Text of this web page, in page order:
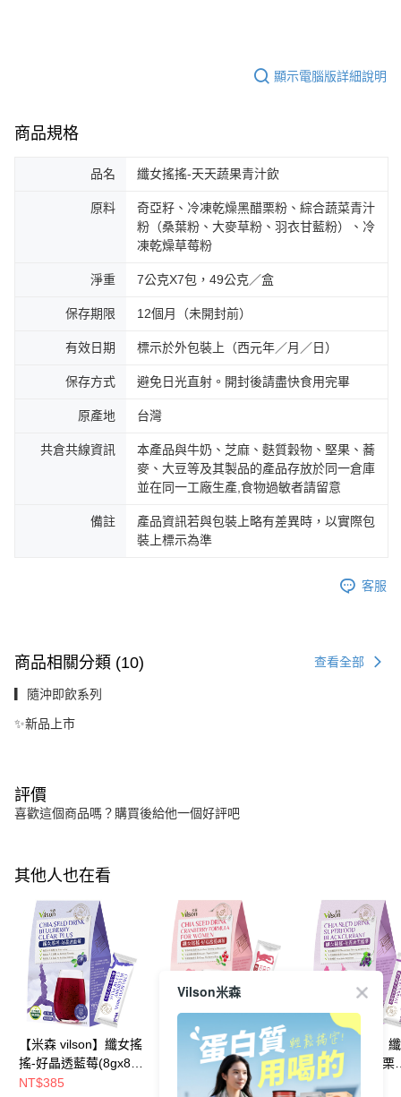
顯示電腦版詳細說明
商品規格
品名 纖女搖搖-天天蔬果青汁飲
原料
奇亞籽、冷凍乾燥黑醋栗粉、綜合蔬菜青汁
粉（桑葉粉、大麥草粉、羽衣甘藍粉）、冷
凍乾燥草莓粉
淨重 7公克X7包，49公克／盒
保存期限 12個月（未開封前）
有效日期 標示於外包裝上（西元年／月／日）
保存方式 避免日光直射。開封後請盡快食用完畢
原產地 台灣
共倉共線資訊
本產品與牛奶、芝麻、麩質穀物、堅果、蕎
麥、大豆等及其製品的產品存放於同一倉庫
並在同一工廠生產,食物過敏者請留意
備註
產品資訊若與包裝上略有差異時，以實際包
裝上標示為準
客服
商品相關分類 (10) 查看全部
▎隨沖即飲系列
✨新品上市
評價
喜歡這個商品嗎？購買後給他一個好評吧
其他人也在看
【米森 vilson】纖女搖
搖-好晶透藍莓(8gx8
包/盒)【消暑輕食所↘
NT$385
【米森 vilson】纖女搖
搖-好私密蔓越莓(8gx8
包/盒)【消暑輕食所↘
【米森 vilson】
搖-花青素黑醋栗
(8gx10包/盒)【
NT$385
Vilson米森